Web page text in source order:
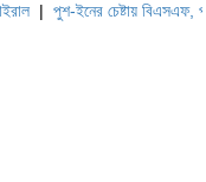
পুশ-ইনের চেষ্টায় বিএসএফ, পণ্ড